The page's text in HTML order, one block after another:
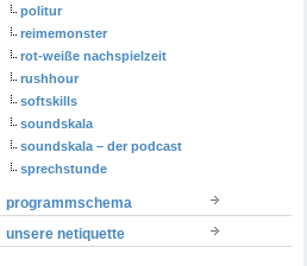
politur
reimemonster
rot-weiße nachspielzeit
rushhour
softskills
soundskala
soundskala – der podcast
sprechstunde
programmschema
unsere netiquette